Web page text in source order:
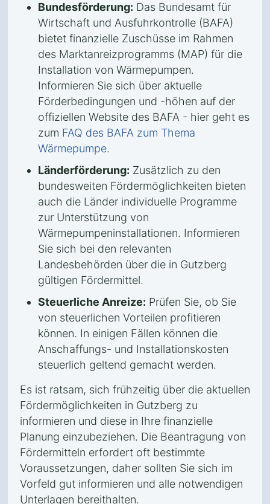
Bundesförderung: Das Bundesamt für
Wirtschaft und Ausfuhrkontrolle (BAFA)
bietet finanzielle Zuschüsse im Rahmen
des Marktanreizprogramms (MAP) für die
Installation von Wärmepumpen.
Informieren Sie sich über aktuelle
Förderbedingungen und -höhen auf der
offiziellen Website des BAFA - hier geht es
zum FAQ des BAFA zum Thema
Wärmepumpe.
Länderförderung: Zusätzlich zu den
bundesweiten Fördermöglichkeiten bieten
auch die Länder individuelle Programme
zur Unterstützung von
Wärmepumpeninstallationen. Informieren
Sie sich bei den relevanten
Landesbehörden über die in Gutzberg
gültigen Fördermittel.
Steuerliche Anreize: Prüfen Sie, ob Sie
von steuerlichen Vorteilen profitieren
können. In einigen Fällen können die
Anschaffungs- und Installationskosten
steuerlich geltend gemacht werden.
Es ist ratsam, sich frühzeitig über die aktuellen
Fördermöglichkeiten in Gutzberg zu
informieren und diese in Ihre finanzielle
Planung einzubeziehen. Die Beantragung von
Fördermitteln erfordert oft bestimmte
Voraussetzungen, daher sollten Sie sich im
Vorfeld gut informieren und alle notwendigen
Unterlagen bereithalten.